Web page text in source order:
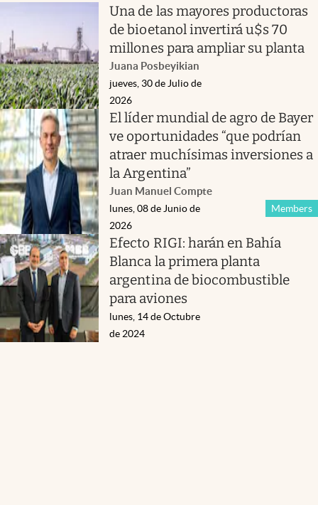
Una de las mayores productoras
de bioetanol invertirá u$s 70
millones para ampliar su planta
Juana Posbeyikian
jueves, 30 de Julio de
2026
El líder mundial de agro de Bayer
ve oportunidades “que podrían
atraer muchísimas inversiones a
la Argentina”
Juan Manuel Compte
Members
lunes, 08 de Junio de
2026
Efecto RIGI: harán en Bahía
Blanca la primera planta
argentina de biocombustible
para aviones
lunes, 14 de Octubre
de 2024